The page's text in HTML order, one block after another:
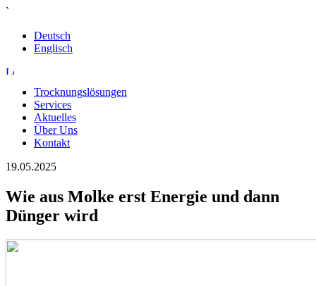
`
Deutsch
Englisch
Trocknungslösungen
Services
Aktuelles
Über Uns
Kontakt
19.05.2025
Wie aus Molke erst Energie und dann
Dünger wird